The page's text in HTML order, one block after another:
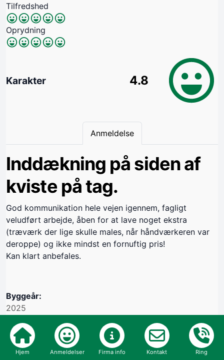
Tilfredshed
Oprydning
Karakter 4.8
Anmeldelse
Inddækning på siden af
kviste på tag.
God kommunikation hele vejen igennem, fagligt
veludført arbejde, åben for at lave noget ekstra
(træværk der lige skulle males, når håndværkeren var
deroppe) og ikke mindst en fornuftig pris!
Kan klart anbefales.
Byggeår:
2025
Opgave:
Udvendig
Vil du bruge håndværkeren igen: JA
Hjem Anmeldelser Firma info Kontakt Ring